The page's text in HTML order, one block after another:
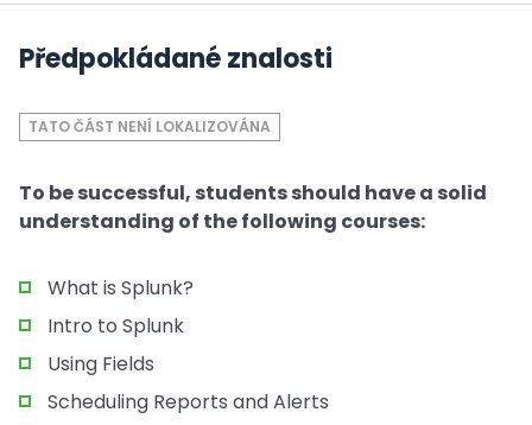
Předpokládané znalosti
TATO ČÁST NENÍ LOKALIZOVÁNA
To be successful, students should have a solid
understanding of the following courses:
What is Splunk?
Intro to Splunk
Using Fields
Scheduling Reports and Alerts